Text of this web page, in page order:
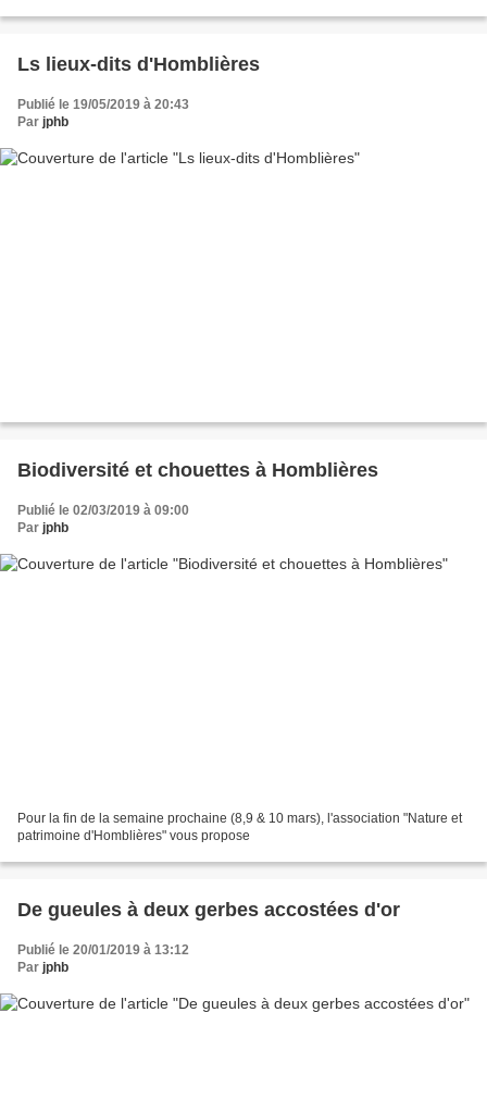
Ls lieux-dits d'Homblières
Publié le 19/05/2019 à 20:43
Par jphb
Biodiversité et chouettes à Homblières
Publié le 02/03/2019 à 09:00
Par jphb
Pour la fin de la semaine prochaine (8,9 & 10 mars), l'association "Nature et
patrimoine d'Homblières" vous propose
De gueules à deux gerbes accostées d'or
Publié le 20/01/2019 à 13:12
Par jphb